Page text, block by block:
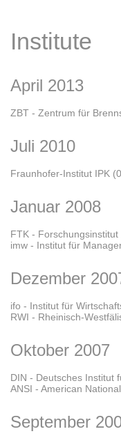
Institute
April 2013
ZBT - Zentrum für
Juli 2010
Fraunhofer-Institut IPK
Januar 2008
FTK -
imw - Institut für
Dezember
ifo - Institut für
RWI - Rheinisch-
Oktober 2007
DIN - Deutsches Institut
ANSI - American
September